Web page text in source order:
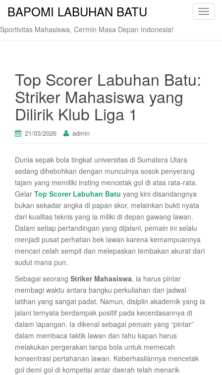
T
BAPOMI LABUHAN BATU
Sportivitas Mahasiswa, Cermin Masa Depan Indonesia!
Top Scorer Labuhan Batu:
Striker Mahasiswa yang
Dilirik Klub Liga 1
21/03/2026 admin
Dunia sepak bola tingkat universitas di Sumatera Utara
sedang dihebohkan dengan munculnya sosok penyerang
tajam yang memiliki insting mencetak gol di atas rata-rata.
Gelar Top Scorer Labuhan Batu yang kini disandangnya
bukan sekadar angka di papan skor, melainkan bukti nyata
dari kualitas teknis yang ia miliki di depan gawang lawan.
Dalam setiap pertandingan yang dijalani, pemain ini selalu
menjadi pusat perhatian bek lawan karena kemampuannya
mencari celah sempit dan melepaskan tembakan akurat dari
sudut mana pun.
Sebagai seorang Striker Mahasiswa, ia harus pintar
membagi waktu antara bangku perkuliahan dan jadwal
latihan yang sangat padat. Namun, disiplin akademik yang ia
jalani ternyata berdampak positif pada kecerdasannya di
dalam lapangan. Ia dikenal sebagai pemain yang “pintar”
dalam membaca taktik lawan dan tahu kapan harus
melakukan pergerakan tanpa bola untuk memecah
konsentrasi pertahanan lawan. Keberhasilannya mencetak
gol demi gol di kompetisi antar daerah telah menarik